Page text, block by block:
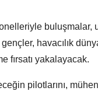
buluşmalar,
havacılık
fırsatı yakalayacak.
pilotlarını,